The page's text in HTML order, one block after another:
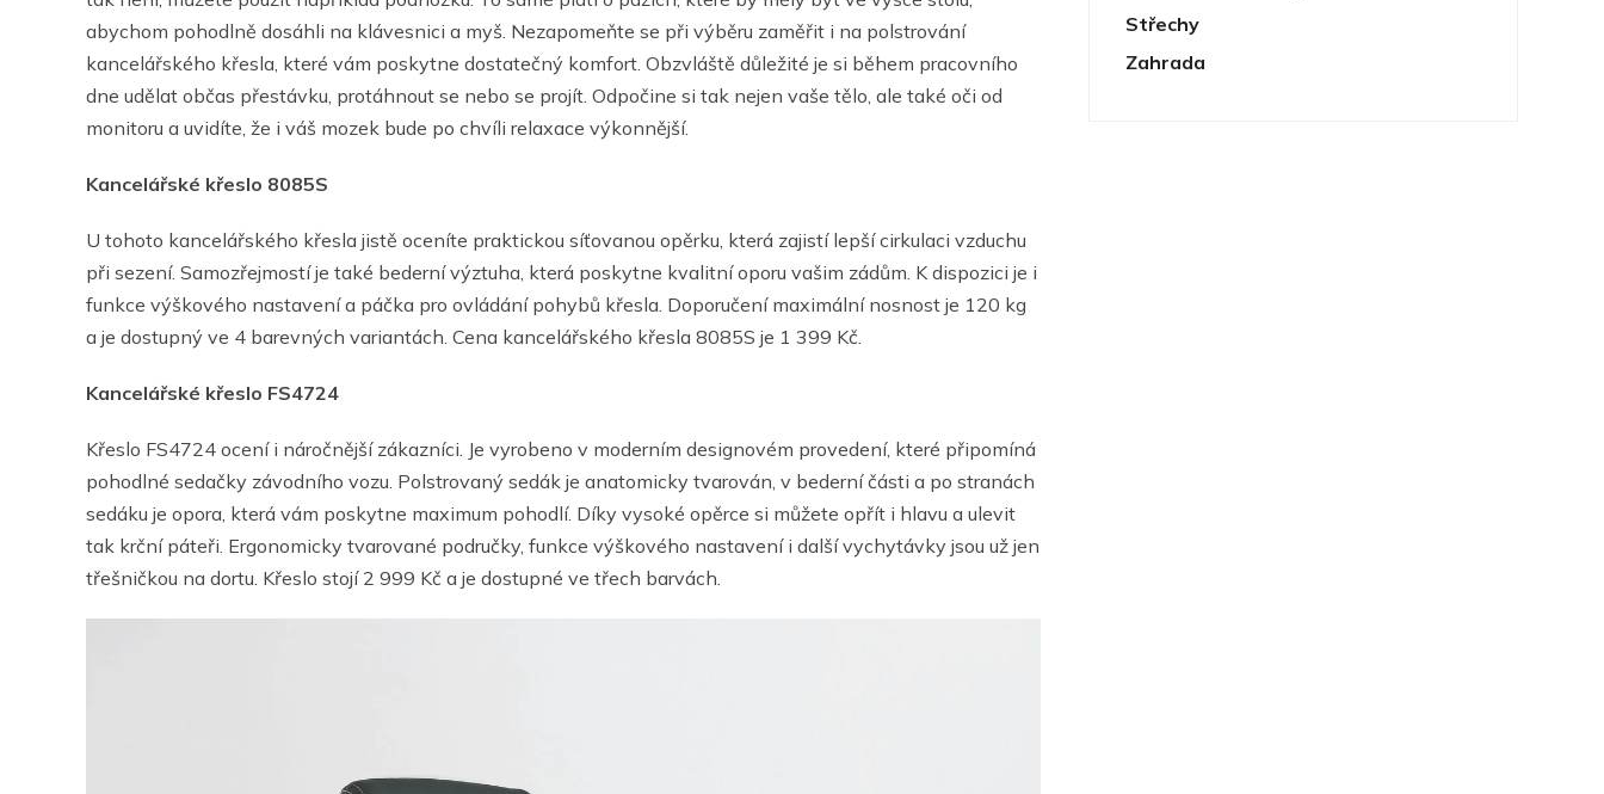
abychom pohodlně dosáhli na klávesnici a myš. Nezapomeňte se při výběru zaměřit i na polstrování
kancelářského křesla, které vám poskytne dostatečný komfort. Obzvláště důležité je si během pracovního
dne udělat občas přestávku, protáhnout se nebo se projít. Odpočine si tak nejen vaše tělo, ale také oči od
monitoru a uvidíte, že i váš mozek bude po chvíli relaxace výkonnější.
Kancelářské křeslo 8085S
U tohoto kancelářského křesla jistě oceníte praktickou síťovanou opěrku, která zajistí lepší cirkulaci vzduchu
při sezení. Samozřejmostí je také bederní výztuha, která poskytne kvalitní oporu vašim zádům. K dispozici je i
funkce výškového nastavení a páčka pro ovládání pohybů křesla. Doporučení maximální nosnost je 120 kg
a je dostupný ve 4 barevných variantách. Cena kancelářského křesla 8085S je 1 399 Kč.
Kancelářské křeslo FS4724
Křeslo FS4724 ocení i náročnější zákazníci. Je vyrobeno v moderním designovém provedení, které připomíná
pohodlné sedačky závodního vozu. Polstrovaný sedák je anatomicky tvarován, v bederní části a po stranách
sedáku je opora, která vám poskytne maximum pohodlí. Díky vysoké opěrce si můžete opřít i hlavu a ulevit
tak krční páteři. Ergonomicky tvarované područky, funkce výškového nastavení i další vychytávky jsou už jen
třešničkou na dortu. Křeslo stojí 2 999 Kč a je dostupné ve třech barvách.
Střechy
Zahrada